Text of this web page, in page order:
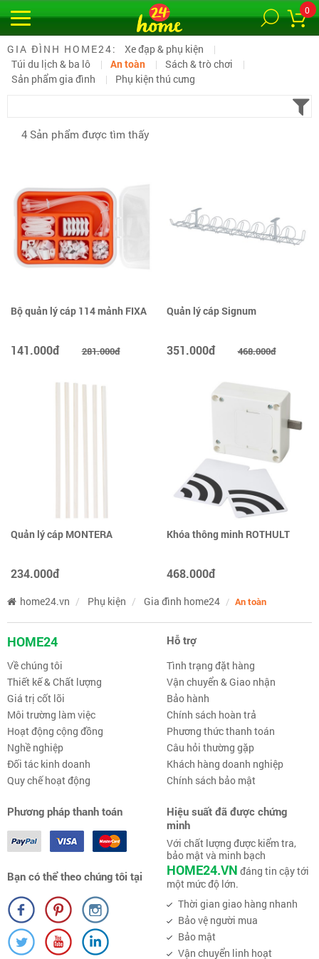
0
GIA ĐÌNH HOME24:
Xe đạp & phụ kiện
Túi du lịch & ba lô
An toàn
Sách & trò chơi
Sản phẩm gia đình
Phụ kiện thú cưng
4 Sản phẩm được tìm thấy
Bộ quản lý cáp 114 mảnh FIXA
141.000đ 281.000đ
Quản lý cáp Signum
351.000đ 468.000đ
Quản lý cáp MONTERA
234.000đ
Khóa thông minh ROTHULT
468.000đ
home24.vn Phụ kiện Gia đình home24 An toàn
HOME24
Về chúng tôi
Thiết kế & Chất lượng
Giá trị cốt lõi
Môi trường làm việc
Hoạt động cộng đồng
Nghề nghiệp
Đối tác kinh doanh
Quy chế hoạt động
Hỗ trợ
Tình trạng đặt hàng
Vận chuyển & Giao nhận
Bảo hành
Chính sách hoàn trả
Phương thức thanh toán
Câu hỏi thường gặp
Khách hàng doanh nghiệp
Chính sách bảo mật
Phương pháp thanh toán
Bạn có thể theo chúng tôi tại
Hiệu suất đã được chứng
minh
Với chất lượng được kiểm tra,
bảo mật và minh bạch
HOME24.VN đáng tin cậy tới
một mức độ lớn.
Thời gian giao hàng nhanh
Bảo vệ người mua
Bảo mật
Vận chuyển linh hoạt